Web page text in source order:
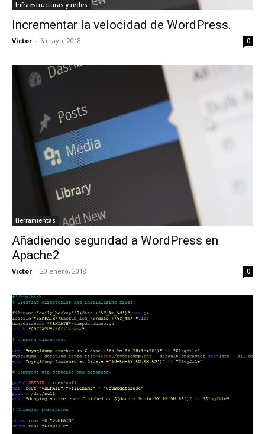
Infraestructuras y redes
Incrementar la velocidad de WordPress.
Victor - 6 mayo, 2018 0
Herramientas
Añadiendo seguridad a WordPress en
Apache2
Victor - 20 enero, 2018 0